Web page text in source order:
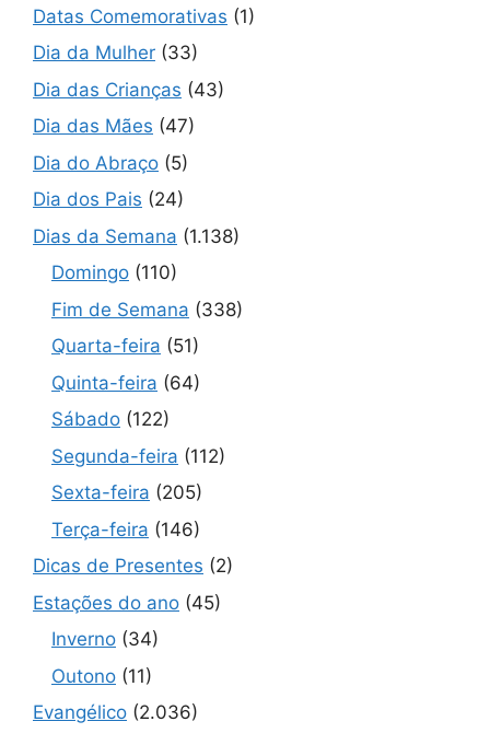
Datas Comemorativas (1)
Dia da Mulher (33)
Dia das Crianças (43)
Dia das Mães (47)
Dia do Abraço (5)
Dia dos Pais (24)
Dias da Semana (1.138)
Domingo (110)
Fim de Semana (338)
Quarta-feira (51)
Quinta-feira (64)
Sábado (122)
Segunda-feira (112)
Sexta-feira (205)
Terça-feira (146)
Dicas de Presentes (2)
Estações do ano (45)
Inverno (34)
Outono (11)
Evangélico (2.036)